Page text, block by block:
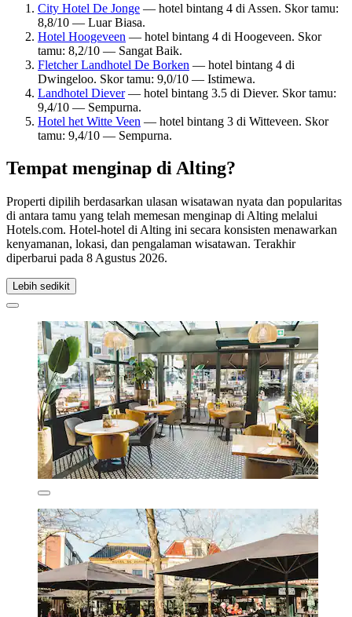
City Hotel De Jonge — hotel bintang 4 di Assen. Skor tamu:
8,8/10 — Luar Biasa.
Hotel Hoogeveen — hotel bintang 4 di Hoogeveen. Skor
tamu: 8,2/10 — Sangat Baik.
Fletcher Landhotel De Borken — hotel bintang 4 di
Dwingeloo. Skor tamu: 9,0/10 — Istimewa.
Landhotel Diever— hotel bintang 3.5 di Diever. Skor tamu:
9,4/10 — Sempurna.
Hotel het Witte Veen — hotel bintang 3 di Witteveen. Skor
tamu: 9,4/10 — Sempurna.
Tempat menginap di Alting?
Properti dipilih berdasarkan ulasan wisatawan nyata dan popularitas
di antara tamu yang telah memesan menginap di Alting melalui
Hotels.com. Hotel-hotel di Alting ini secara konsisten menawarkan
kenyamanan, lokasi, dan pengalaman wisatawan. Terakhir
diperbarui pada 8 Agustus 2026.
Lebih sedikit